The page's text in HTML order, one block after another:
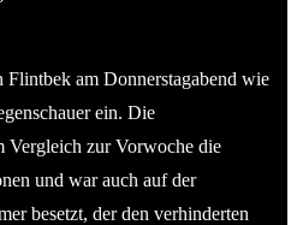
am Donnerstagabend wie
ein. Die
Vergleich zur Vorwoche die
und war auch auf der
besetzt, der den verhinderten